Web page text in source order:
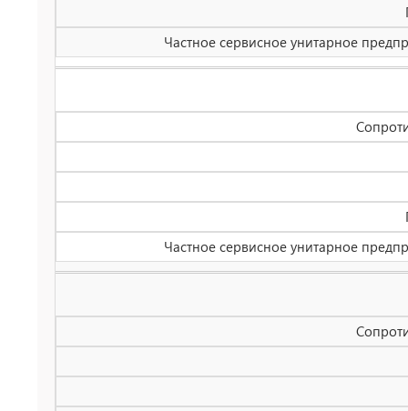
Частное сервисное унитарное
Частное сервисное унитарное